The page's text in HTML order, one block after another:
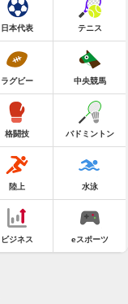
日本代表 テニス
ラグビー 中央競馬
格闘技 バドミントン
陸上 水泳
ビジネス eスポーツ